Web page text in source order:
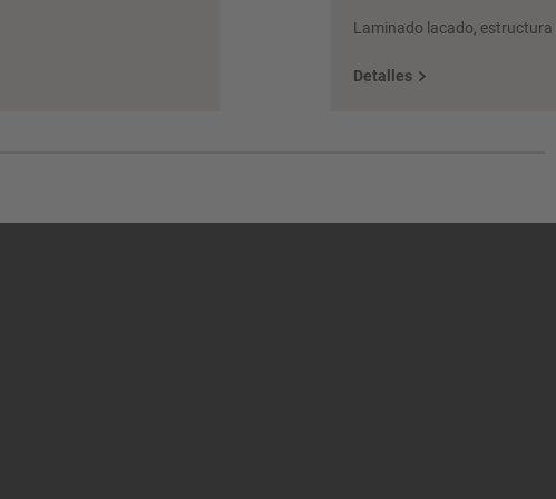
Laminado lacado, estructura
Detalles